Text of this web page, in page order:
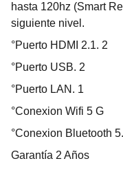
hasta 120hz (Smart
siguiente nivel.
°Puerto HDMI 2.1. 2
°Puerto USB. 2
°Puerto LAN. 1
°Conexion Wifi 5 G
°Conexion Bluetooth
Garantía 2 Años